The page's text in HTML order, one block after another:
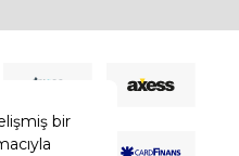
bir